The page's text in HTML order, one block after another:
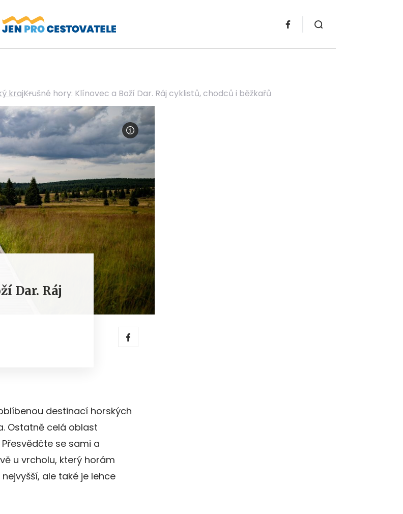
krajKrušné hory: Klínovec a Boží Dar. Ráj cyklistů, chodců i běžkařů
Dar. Ráj
destinací horských
Ostatně celá oblast
se sami a
u vrcholu, který horám
ale také je lehce